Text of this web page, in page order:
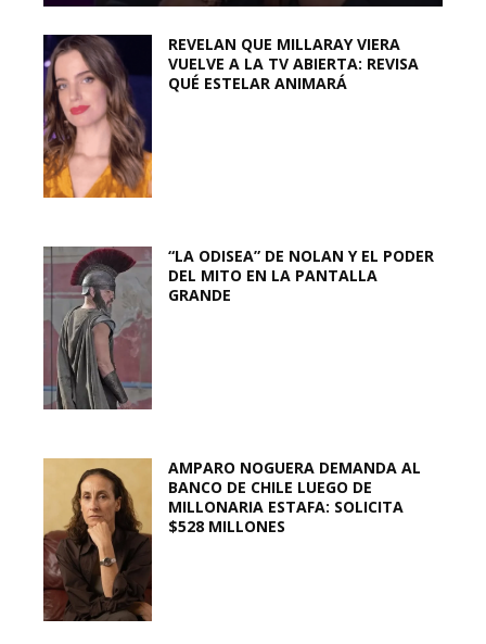
REVELAN QUE MILLARAY VIERA
VUELVE A LA TV ABIERTA: REVISA
QUÉ ESTELAR ANIMARÁ
“LA ODISEA” DE NOLAN Y EL PODER
DEL MITO EN LA PANTALLA
GRANDE
AMPARO NOGUERA DEMANDA AL
BANCO DE CHILE LUEGO DE
MILLONARIA ESTAFA: SOLICITA
$528 MILLONES